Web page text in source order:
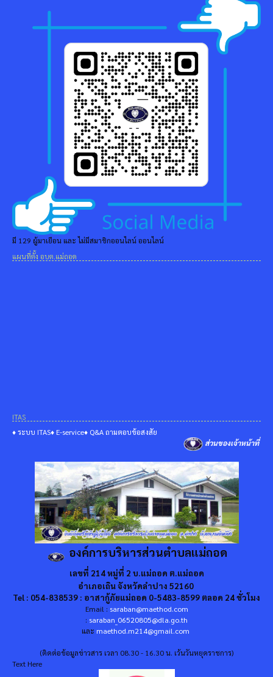
มี 129 ผู้มาเยือน และ ไม่มีสมาชิกออนไลน์ ออนไลน์
แผนที่ตั้ง อบต.แม่ถอด
ITAS
♦ ระบบ ITAS♦ E-service♦ Q&A ถามตอบข้อสงสัย
ส่วนของเจ้าหน้าที่
องค์การบริหารส่วนตำบลแม่ถอด
เลขที่ 214 หมู่ที่ 2 บ.แม่ถอด ต.แม่ถอด
อำเภอเถิน จังหวัดลำปาง 52160
Tel : 054-838539 : อาสากู้ภัยแม่ถอด 0-5483-8599 ตลอด 24 ชั่วโมง
Email : saraban@maethod.com
: saraban_06520805@dla.go.th
และ maethod.m214@gmail.com
(ติดต่อข้อมูลข่าวสาร เวลา 08.30 - 16.30 น. เว้นวันหยุดราชการ)
Text Here